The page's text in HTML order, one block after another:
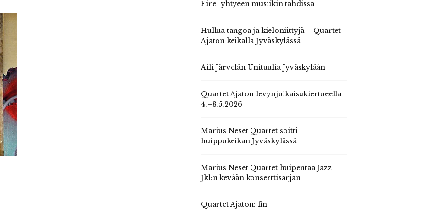
Fire -yhtyeen musiikin tahdissa
Hullua tangoa ja kieloniittyjä – Quartet
Ajaton keikalla Jyväskylässä
Aili Järvelän Unituulia Jyväskylään
Quartet Ajaton levynjulkaisukiertueella
4.–8.5.2026
Marius Neset Quartet soitti
huippukeikan Jyväskylässä
Marius Neset Quartet huipentaa Jazz
Jkl:n kevään konserttisarjan
Quartet Ajaton: fin